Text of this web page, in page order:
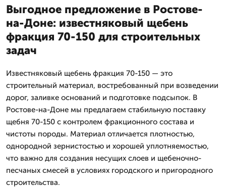
Выгодное предложение в Ростове-
на-Доне: известняковый щебень
фракция 70-150 для строительных
задач
Известняковый щебень фракция 70-150 — это
строительный материал, востребованный при возведении
дорог, заливке оснований и подготовке подсыпок. В
Ростове-на-Доне мы предлагаем стабильную поставку
щебня 70-150 с контролем фракционного состава и
чистоты породы. Материал отличается плотностью,
однородной зернистостью и хорошей уплотняемостью,
что важно для создания несущих слоев и щебеночно-
песчаных смесей в условиях городского и пригородного
строительства.